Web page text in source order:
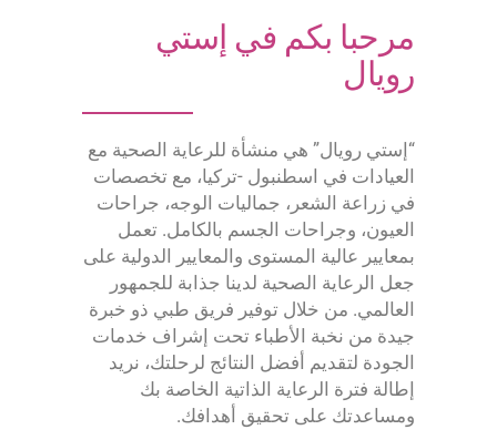
مرحبا بكم في إستي
رويال
“إستي رويال” هي منشأة للرعاية الصحية مع
العيادات في اسطنبول -تركيا، مع تخصصات
في زراعة الشعر، جماليات الوجه، جراحات
العيون، وجراحات الجسم بالكامل. تعمل
بمعايير عالية المستوى والمعايير الدولية على
جعل الرعاية الصحية لدينا جذابة للجمهور
العالمي. من خلال توفير فريق طبي ذو خبرة
جيدة من نخبة الأطباء تحت إشراف خدمات
الجودة لتقديم أفضل النتائج لرحلتك، نريد
إطالة فترة الرعاية الذاتية الخاصة بك
ومساعدتك على تحقيق أهدافك.